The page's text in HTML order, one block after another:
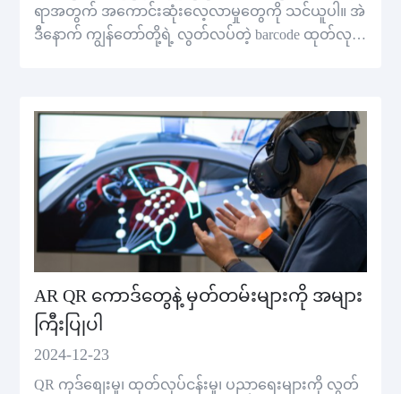
ရာအတွက် အကောင်းဆုံးလေ့လာမှုတွေကို သင်ယူပါ။ အဲ
ဒီနောက် ကျွန်တော်တို့ရဲ့ လွတ်လပ်တဲ့ barcode ထုတ်လုပ်
AR QR ကောဒ်တွေနဲ့ မှတ်တမ်းများကို အများ
ကြီးပြုပါ
2024-12-23
QR ကုဒ်စျေးမှု၊ ထုတ်လုပ်ငန်းမှု၊ ပညာရေးများကို လွတ်